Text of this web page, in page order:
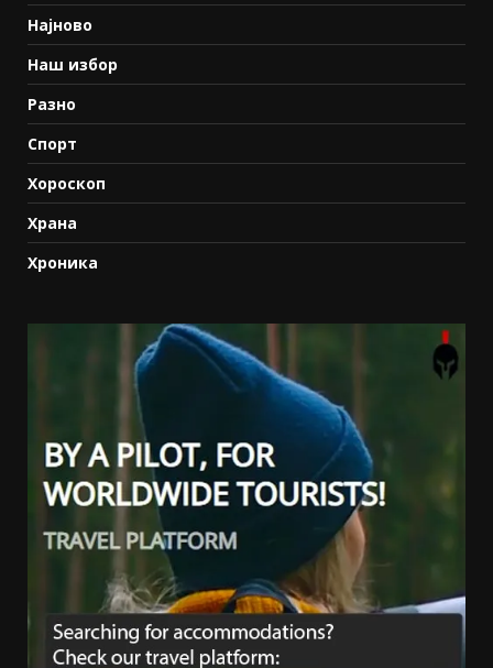
Најново
Наш избор
Разно
Спорт
Хороскоп
Храна
Хроника